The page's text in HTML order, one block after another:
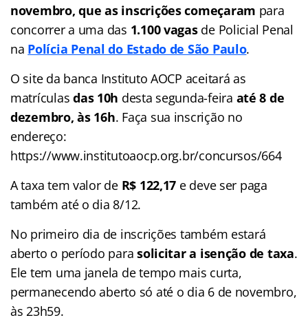
novembro, que as inscrições começaram para
concorrer a uma das 1.100 vagasde Policial Penal
na Polícia Penal do Estado de São Paulo.
O site da banca Instituto AOCP aceitará as
matrículas das 10h desta segunda-feira até 8 de
dezembro, às 16h. Faça sua inscrição no
endereço:
https://www.institutoaocp.org.br/concursos/664
A taxa tem valor deR$ 122,17 e deve ser paga
também até o dia 8/12.
No primeiro dia de inscrições também estará
aberto o período parasolicitar a isenção de taxa.
Ele tem uma janela de tempo mais curta,
permanecendo aberto só até o dia 6 de novembro,
às 23h59.